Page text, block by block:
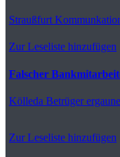
Straußfurt
Zur Leseliste hinzufügen
Falscher
Kölleda Betrüger
Zur Leseliste hinzufügen